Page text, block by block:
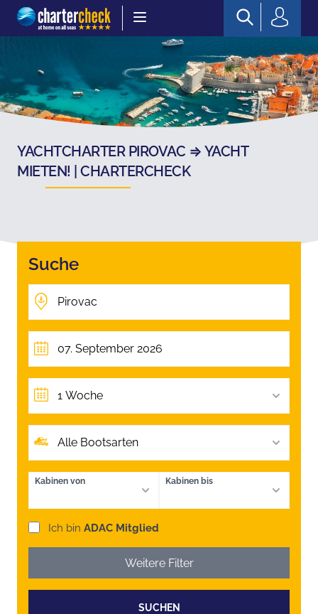
Chartercheck
YACHTCHARTER PIROVAC ⇒ YACHT
MIETEN! | CHARTERCHECK
Suche
1 Woche
Alle Bootsarten
Kabinen von Kabinen bis
Ich bin ADAC Mitglied
Weitere Filter
SUCHEN